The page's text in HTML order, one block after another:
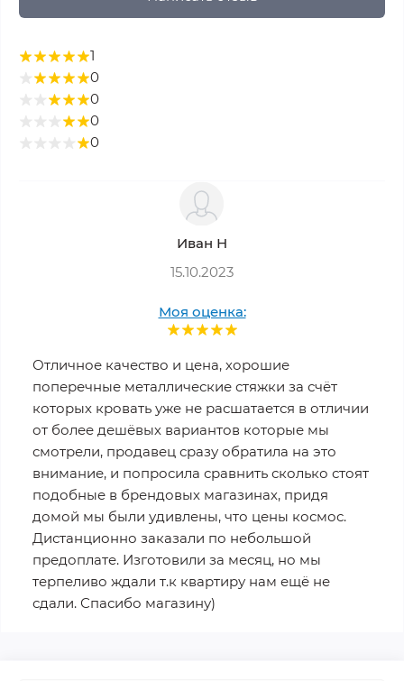
1
0
0
0
0
Иван Н
15.10.2023
Моя оценка:
Отличное качество и цена, хорошие
поперечные металлические стяжки за счёт
которых кровать уже не расшатается в отличии
от более дешёвых вариантов которые мы
смотрели, продавец сразу обратила на это
внимание, и попросила сравнить сколько стоят
подобные в брендовых магазинах, придя
домой мы были удивлены, что цены космос.
Дистанционно заказали по небольшой
предоплате. Изготовили за месяц, но мы
терпеливо ждали т.к квартиру нам ещё не
сдали. Спасибо магазину)